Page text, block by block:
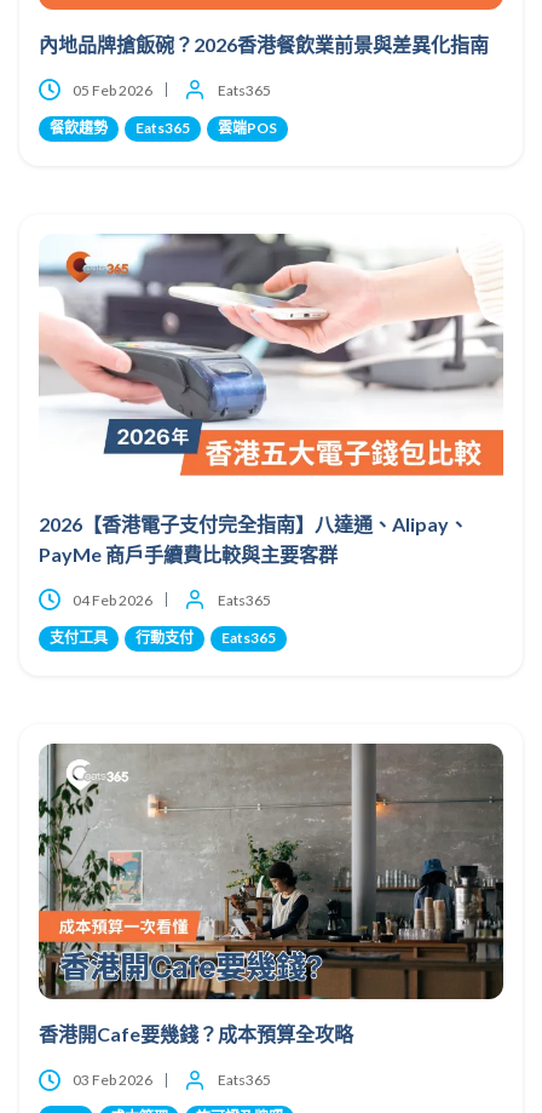
內地品牌搶飯碗？2026香港餐飲業前景與差異化指南
05 Feb 2026 Eats365
餐飲趨勢 Eats365 雲端POS
2026【香港電子支付完全指南】八達通、Alipay、
PayMe 商戶手續費比較與主要客群
04 Feb 2026 Eats365
支付工具 行動支付 Eats365
香港開Cafe要幾錢？成本預算全攻略
03 Feb 2026 Eats365